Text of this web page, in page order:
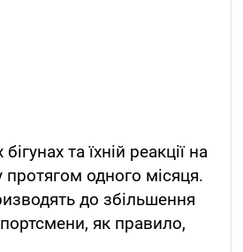
та їхній реакції на
одного місяця.
до збільшення
як правило,